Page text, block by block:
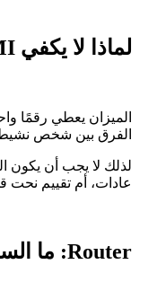
لماذا لا يكفي BMI أو الوزن؟
الفرق بين شخص نشيط
لذلك لا يجب أن يكون
عادات، أم تقييم نحت
Router: ما السؤال الأقرب لحالتك؟